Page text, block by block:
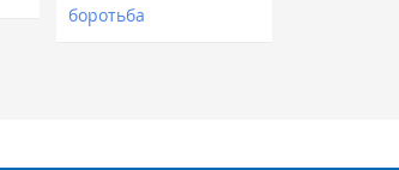
боротьба